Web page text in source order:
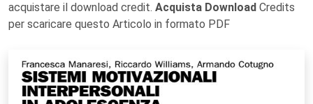
acquistare il download credit. Acquista Download Credits
per scaricare questo Articolo in formato PDF